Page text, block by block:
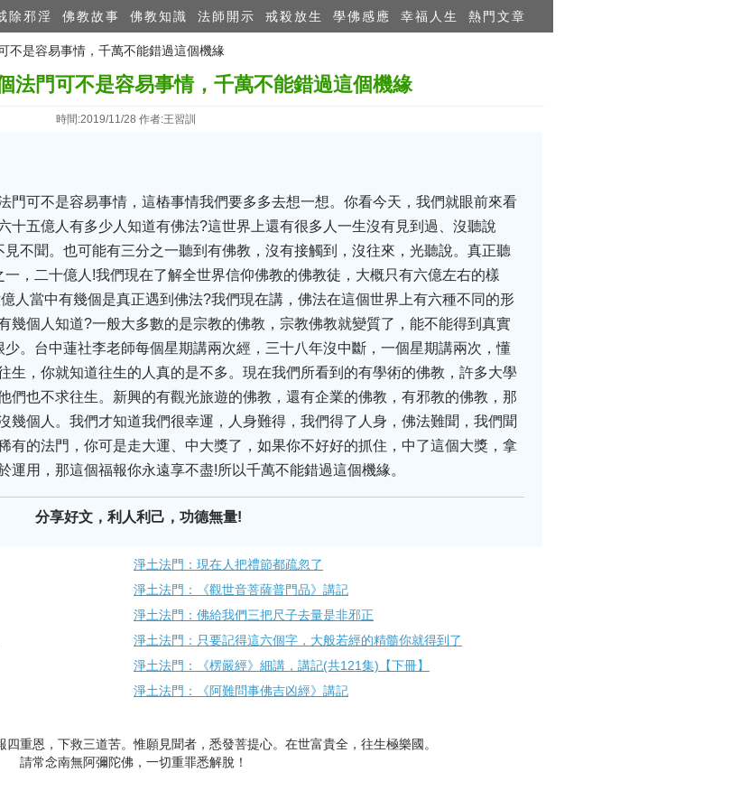
除邪淫 佛教故事 佛教知識 法師開示 戒殺放生 學佛感應 幸福人生 熱門文章
不是容易事情，千萬不能錯過這個機緣
法門可不是容易事情，千萬不能錯過這個機緣
時間:2019/11/28 作者:王習訓
門可不是容易事情，這樁事情我們要多多去想一想。你看今天，我們就眼前來看
十五億人有多少人知道有佛法?這世界上還有很多人一生沒有見到過、沒聽說
不聞。也可能有三分之一聽到有佛教，沒有接觸到，沒往來，光聽說。真正聽
，二十億人!我們現在了解全世界信仰佛教的佛教徒，大概只有六億左右的樣
人當中有幾個是真正遇到佛法?我們現在講，佛法在這個世界上有六種不同的形
幾個人知道?一般大多數的是宗教的佛教，宗教佛教就變質了，能不能得到真實
。台中蓮社李老師每個星期講兩次經，三十八年沒中斷，一個星期講兩次，懂
生，你就知道往生的人真的是不多。現在我們所看到的有學術的佛教，許多大學
們也不求往生。新興的有觀光旅遊的佛教，還有企業的佛教，有邪教的佛教，那
幾個人。我們才知道我們很幸運，人身難得，我們得了人身，佛法難聞，我們聞
有的法門，你可是走大運、中大獎了，如果你不好好的抓住，中了這個大獎，拿
用，那這個福報你永遠享不盡!所以千萬不能錯過這個機緣。
分享好文，利人利己，功德無量!
淨土法門：現在人把禮節都疏忽了
淨土法門：《觀世音菩薩普門品》講記
淨土法門：佛給我們三把尺子去量是非邪正
淨土法門：只要記得這六個字，大般若經的精髓你就得到了
淨土法門：《楞嚴經》細講，講記(共121集)【下冊】
淨土法門：《阿難問事佛吉凶經》講記
四重恩，下救三道苦。惟願見聞者，悉發菩提心。在世富貴全，往生極樂國。
請常念南無阿彌陀佛，一切重罪悉解脫！